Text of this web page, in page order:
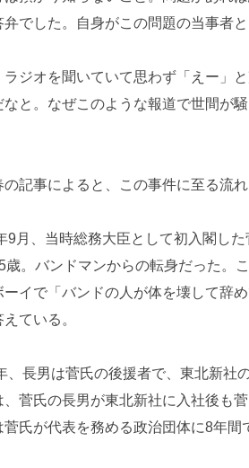
弁でした。自身がこの問題の当事者
ラジオを聞いていて思わず「えー」
なと。なぜこのような報道で世間が
記事によると、この事件に至る流れ
9月、当時総務大臣として初入閣し
歳。バンドマンからの転身だった。
ーイで「バンドの人が体を壊して辞
ている。
、長男は菅氏の後援者で、東北新
、菅氏の長男が東北新社に入社後も
氏が代表を務める政治団体に8年間